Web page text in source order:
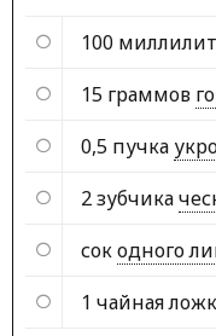
100
15 граммов
0,5 пучка
2 зубчика
сокодного
1 чайная